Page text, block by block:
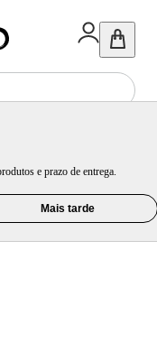
e prazo de entrega.
Mais tarde